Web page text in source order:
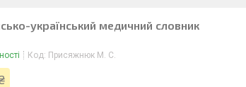
український медичний словник
Код: Присяжнюк М. С.